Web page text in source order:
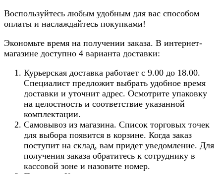
Воспользуйтесь любым удобным для вас способом
оплаты и наслаждайтесь покупками!
Экономьте время на получении заказа. В интернет-
магазине доступно 4 варианта доставки:
Курьерская доставка работает с 9.00 до 18.00.
Специалист предложит выбрать удобное время
доставки и уточнит адрес. Осмотрите упаковку
на целостность и соответствие указанной
комплектации.
Самовывоз из магазина. Список торговых точек
для выбора появится в корзине. Когда заказ
поступит на склад, вам придет уведомление. Для
получения заказа обратитесь к сотруднику в
кассовой зоне и назовите номер.